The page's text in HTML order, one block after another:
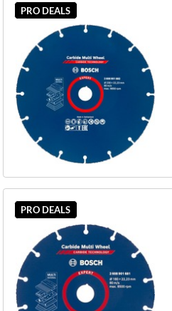
PRO DEALS
PRO DEALS